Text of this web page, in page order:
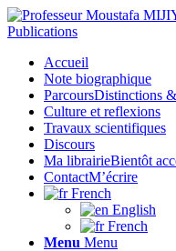
Accueil
Note biographique
ParcoursDistinctions
Culture et reflexions
Travaux scientifiques
Discours
Ma librairieBientôt
ContactM’écrire
French
English
French
Menu Menu